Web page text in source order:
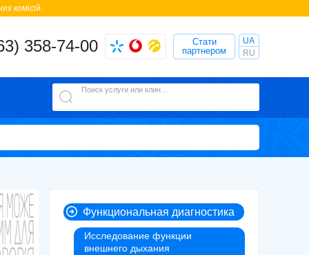
комісій.
358-74-00
Стати
партнером
UA
RU
Функциональная диагностика
Исследование функции
внешнего дыхания